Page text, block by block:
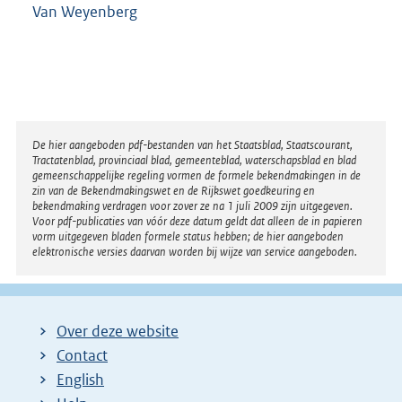
Van Weyenberg
Disclaimer
De hier aangeboden pdf-bestanden van het Staatsblad, Staatscourant,
Tractatenblad, provinciaal blad, gemeenteblad, waterschapsblad en blad
gemeenschappelijke regeling vormen de formele bekendmakingen in de
zin van de Bekendmakingswet en de Rijkswet goedkeuring en
bekendmaking verdragen voor zover ze na 1 juli 2009 zijn uitgegeven.
Voor pdf-publicaties van vóór deze datum geldt dat alleen de in papieren
vorm uitgegeven bladen formele status hebben; de hier aangeboden
elektronische versies daarvan worden bij wijze van service aangeboden.
Over deze website
Contact
English